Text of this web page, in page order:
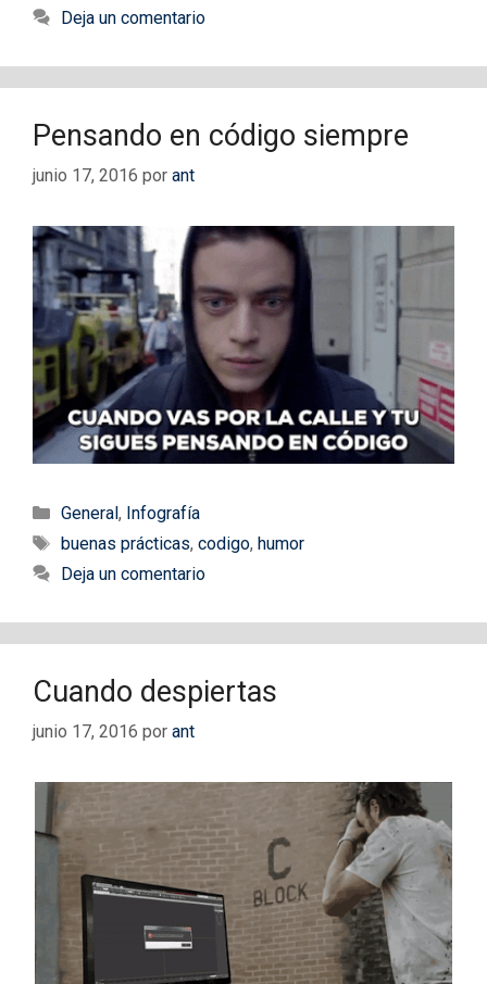
Deja un comentario
Pensando en código siempre
junio 17, 2016 por ant
Categorías
General, Infografía
Etiquetas
buenas prácticas, codigo, humor
Deja un comentario
Cuando despiertas
junio 17, 2016 por ant